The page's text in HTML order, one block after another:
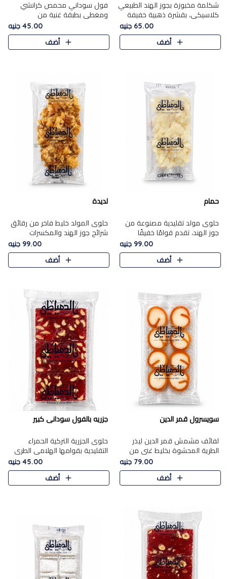
شكلمة مخبوزة بجوز الهند الطبيعي
كلاسيكي، بقشرة ذهبية خفيفة
وقلب طري رطب يذوب في الفم،
تمنحك المذاق الشرقي الحلو الأصيل
التقليدي في كل لقمة.
65.00 جنيه
أضف
فول سوداني محمص كرانشي
ومغطى بطبقة غنية من
الشوكولاتة، يجمع بين طعم
القرمشة الأصيلة الكلاسكيكية
التقليدية للفول السوداني وحلاوة
45.00 جنيه
أضف
حمام
حلوى مولد تقليدية مصنوعة من
جوز الهند، تقدم قوامًا خفيفًا
ونكهة شرقية أصيلة تجسد روح
الـموسم الأعياد.
99.00 جنيه
أضف
لديدة
حلوى المولد خليط فاخر من رقائق
شرائح جوز الهند والمكسرات
المحمصة، متماسك بشراب حلاوة
الكراميل الخفيفة ليمنحك قرمشة
غنية ومذاقًا شرقيًا أصيلً..
99.00 جنيه
أضف
سويسرول قمر الدين
لفائف مشمش قمر الدين ليذر
الطرية المحشوة بخليط غني من
جوز الهند الأبيض والمكسرات
الفاخرة، يقدم المذاق الحلو
الطبيعي لقمر الدين و تجمع بين
79.00 جنيه
أضف
جزريه بالفول سودانى كبير
حلوى الجزرية التركية الحمراء
التقليدية بقوامها الهلامي الطري
ولونها الأحمر المميز، محشوة
بسخاء بالفول السوداني المحمص
لتمنحك توازنًا رائعًا ..
45.00 جنيه
أضف